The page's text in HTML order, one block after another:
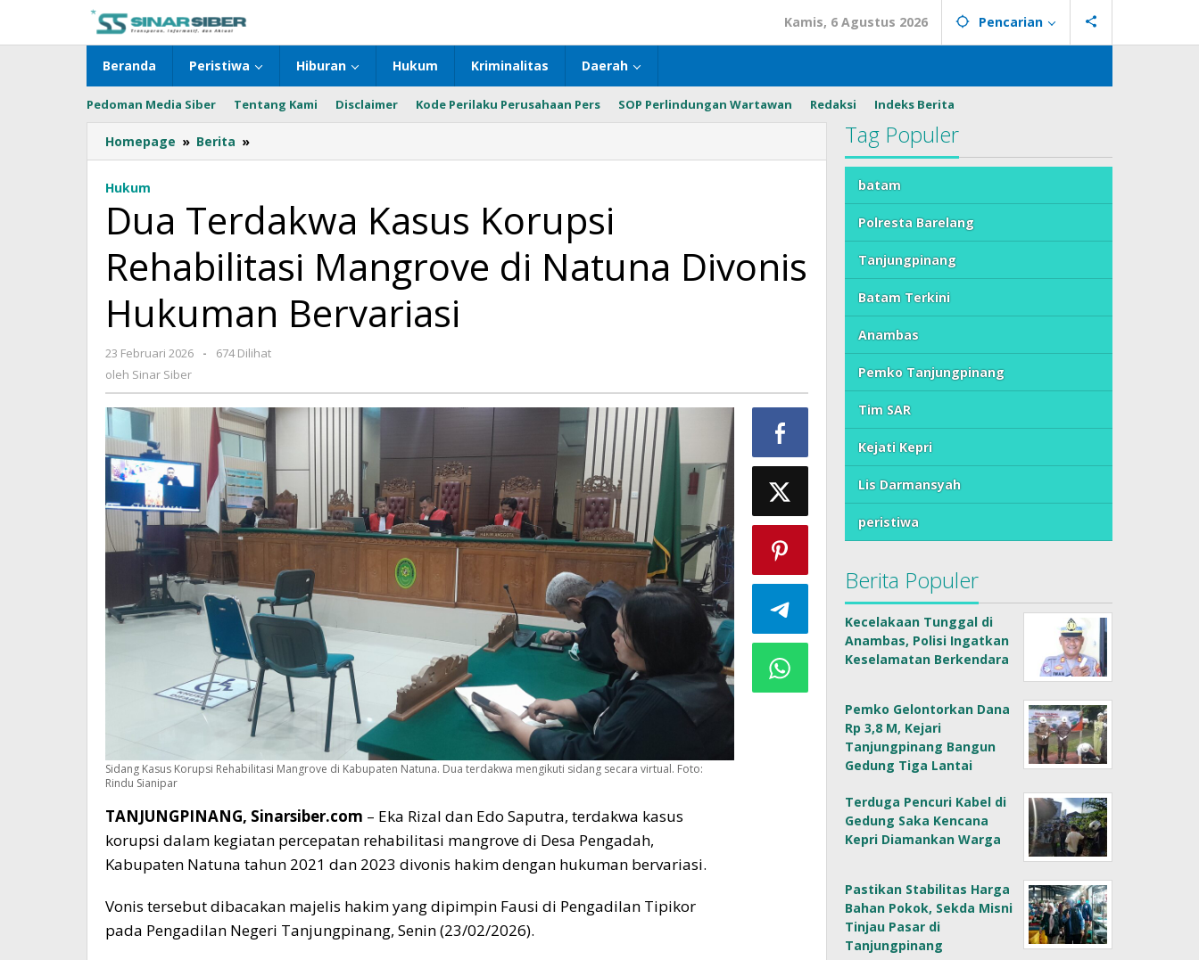
konten
Kamis, 6 Agustus 2026 Pencarian
Beranda Peristiwa Hiburan Hukum Kriminalitas Daerah
Pedoman Media Siber Tentang Kami Disclaimer Kode Perilaku Perusahaan Pers SOP Perlindungan Wartawan Redaksi Indeks Berita
Homepage » Berita »
Terdakwa
Rehabilitasi
Mangrove
Natuna
Hukuman
Bervariasi
Hukum
Dua Terdakwa Kasus Korupsi
Rehabilitasi Mangrove di Natuna Divonis
Hukuman Bervariasi
23 Februari 2026
oleh
-
674 Dilihat
oleh Sinar Siber
Sidang Kasus Korupsi Rehabilitasi Mangrove di Kabupaten Natuna. Dua terdakwa mengikuti sidang secara virtual. Foto:
Rindu Sianipar
TANJUNGPINANG, Sinarsiber.com – Eka Rizal dan Edo Saputra, terdakwa kasus
korupsi dalam kegiatan percepatan rehabilitasi mangrove di Desa Pengadah,
Kabupaten Natuna tahun 2021 dan 2023 divonis hakim dengan hukuman bervariasi.
Vonis tersebut dibacakan majelis hakim yang dipimpin Fausi di Pengadilan Tipikor
pada Pengadilan Negeri Tanjungpinang, Senin (23/02/2026).
Tag Populer
batam
Polresta Barelang
Tanjungpinang
Batam Terkini
Anambas
Pemko Tanjungpinang
Tim SAR
Kejati Kepri
Lis Darmansyah
peristiwa
Berita Populer
Kecelakaan Tunggal di
Anambas, Polisi Ingatkan
Keselamatan Berkendara
Pemko Gelontorkan Dana
Rp 3,8 M, Kejari
Tanjungpinang Bangun
Gedung Tiga Lantai
Terduga Pencuri Kabel di
Gedung Saka Kencana
Kepri Diamankan Warga
Pastikan Stabilitas Harga
Bahan Pokok, Sekda Misni
Tinjau Pasar di
Tanjungpinang